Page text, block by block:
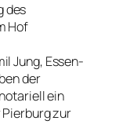
des
Hof
Jung, Essen-
der
ein
Pierburg zur